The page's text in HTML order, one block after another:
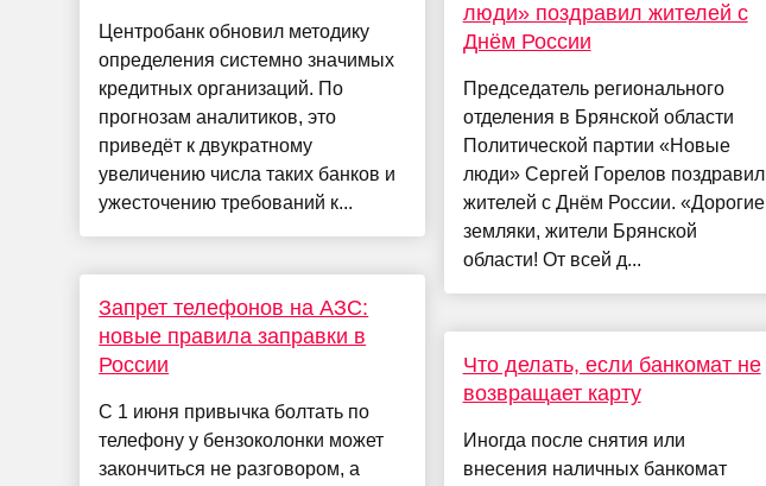
Центробанк обновил методику
определения системно значимых
кредитных организаций. По
прогнозам аналитиков, это
приведёт к двукратному
увеличению числа таких банков и
ужесточению требований к...
Запрет телефонов на АЗС:
новые правила заправки в
России
С 1 июня привычка болтать по
телефону у бензоколонки может
закончиться не разговором, а
люди» поздравил жителей с
Днём России
Председатель регионального
отделения в Брянской области
Политической партии «Новые
люди» Сергей Горелов поздравил
жителей с Днём России. «Дорогие
земляки, жители Брянской
области! От всей д...
Что делать, если банкомат не
возвращает карту
Иногда после снятия или
внесения наличных банкомат